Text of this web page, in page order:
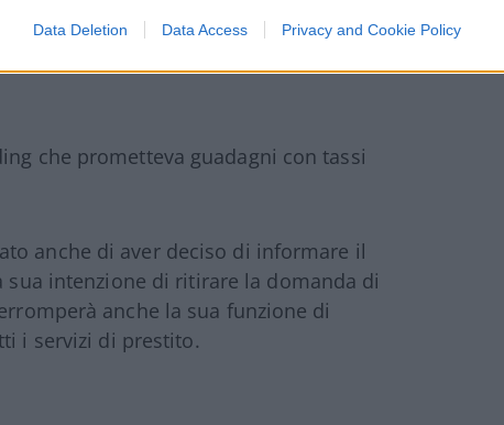
Data Deletion Data Access Privacy and Cookie Policy
ad un altro disastro per molti
che prometteva guadagni con tassi
anche di aver deciso di informare il
sua intenzione di ritirare la domanda di
anche la sua funzione di
i servizi di prestito.